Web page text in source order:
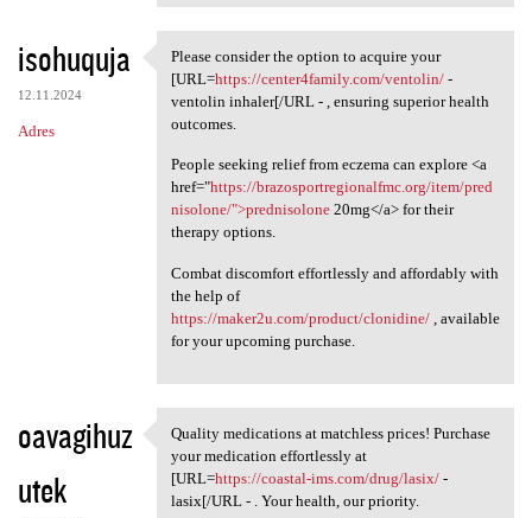
isohuquja
12.11.2024
Adres
Please consider the option to
Please consider the option to acquire your
[URL=https://center4family.com/ventolin/-
ventolin inhaler[/URL - , ensuring superior health
outcomes.
People seeking relief from eczema can explore <a
href="https://brazosportregionalfmc.org/item/pred
nisolone/">prednisolone20mg</a> for their
therapy options.
Combat discomfort effortlessly and affordably with
the help of
https://maker2u.com/product/clonidine/, available
for your upcoming purchase.
oavagihuz
utek
Quality medications at
Quality medications at matchless prices! Purchase
your medication effortlessly at
[URL=https://coastal-ims.com/drug/lasix/-
lasix[/URL - . Your health, our priority.